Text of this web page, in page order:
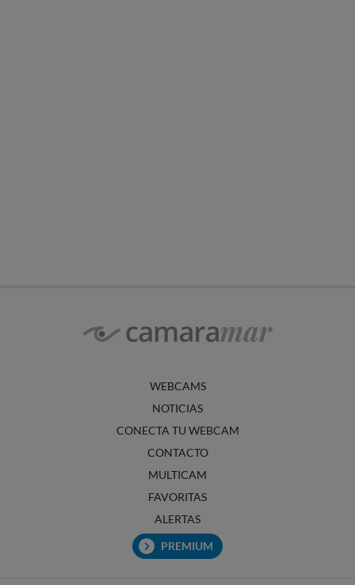
WEBCAMS
NOTICIAS
CONECTA TU WEBCAM
CONTACTO
MULTICAM
FAVORITAS
ALERTAS
PREMIUM